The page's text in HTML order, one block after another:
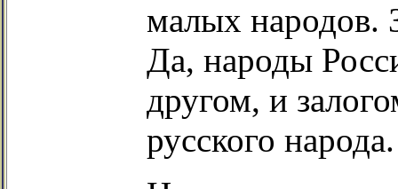
малых народов.
Да, народы
другом, и
русского народа.